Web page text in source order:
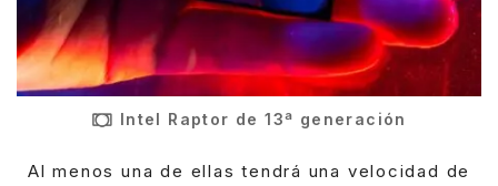
Intel Raptor de 13ª generación
Al menos una de ellas tendrá una velocidad de